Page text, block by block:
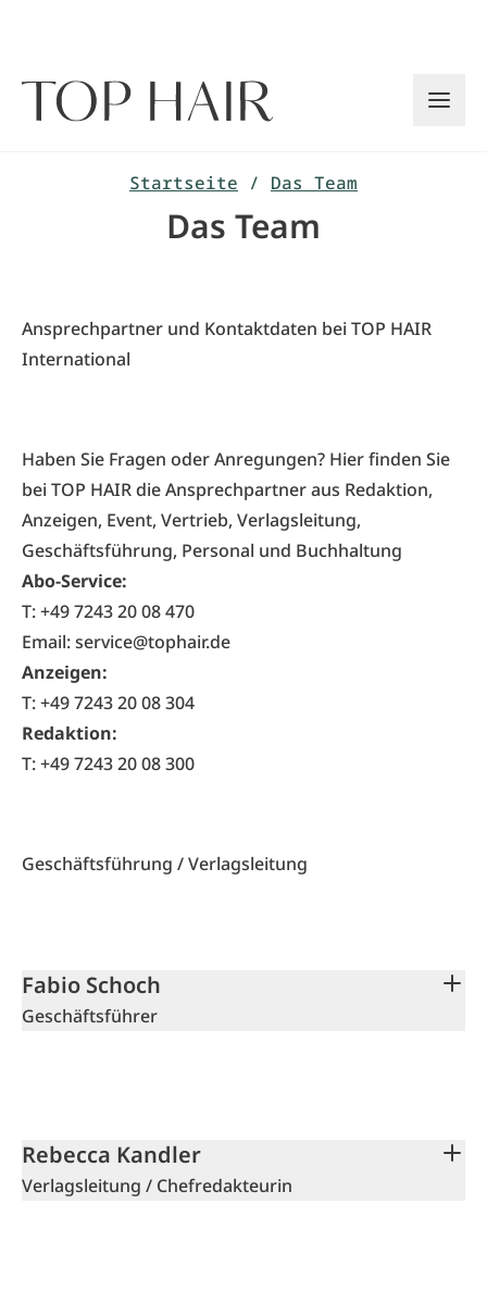
Startseite / Das Team
Das Team
Ansprechpartner und Kontaktdaten bei TOP HAIR
International
Haben Sie Fragen oder Anregungen? Hier finden Sie
bei TOP HAIR die Ansprechpartner aus Redaktion,
Anzeigen, Event, Vertrieb, Verlagsleitung,
Geschäftsführung, Personal und Buchhaltung
Abo-Service:
T:+49 7243 20 08 470
Email: service@tophair.de
Anzeigen:
T:+49 7243 20 08 304
Redaktion:
T:+49 7243 20 08 300
Geschäftsführung / Verlagsleitung
Fabio Schoch
Geschäftsführer
Rebecca Kandler
Verlagsleitung / Chefredakteurin